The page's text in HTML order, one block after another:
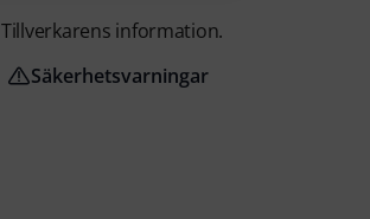
Tillverkarens information.
Säkerhetsvarningar